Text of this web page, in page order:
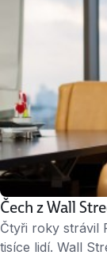
jste žila v
Čech z Wall
Čtyři roky strávil
tisíce lidí. Wall